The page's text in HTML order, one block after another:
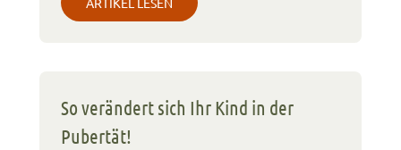
So verändert sich Ihr Kind in der
Pubertät!